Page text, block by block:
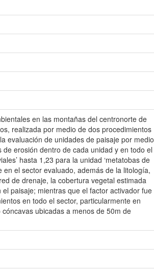
en las montañas del centronorte de
realizada por medio de dos procedimientos
evaluación de unidades de paisaje por medio
erosión dentro de cada unidad y en todo el
hasta 1,23 para la unidad ‘metatobas de
en el sector evaluado, además de la litología,
de drenaje, la cobertura vegetal estimada
paisaje; mientras que el factor activador fue
en todo el sector, particularmente en
ubicadas a menos de 50m de